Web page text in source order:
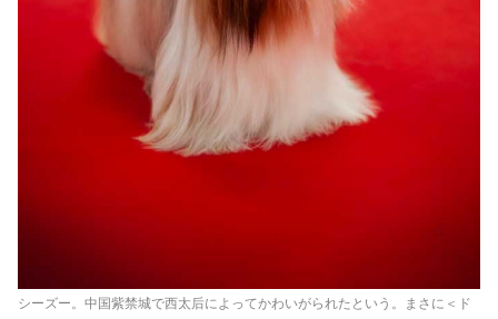
シーズー。中国紫禁城で西太后によってかわいがられたという。まさに＜ド